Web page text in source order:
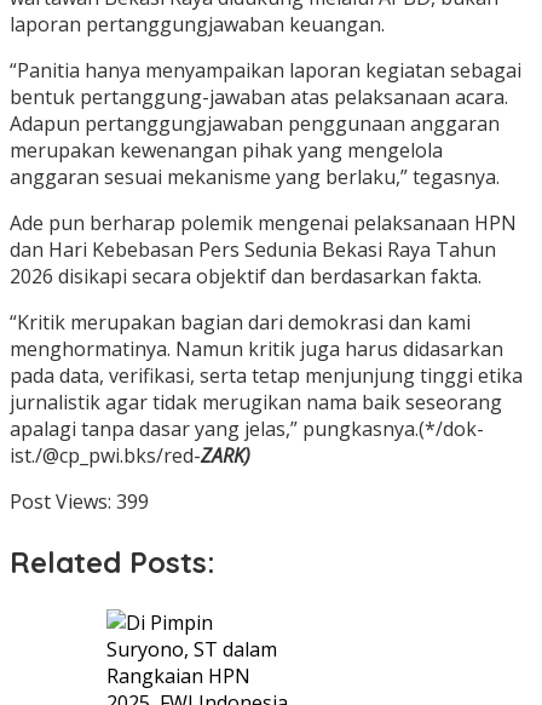
laporan pertanggungjawaban keuangan.
“Panitia hanya menyampaikan laporan kegiatan sebagai
bentuk pertanggung-jawaban atas pelaksanaan acara.
Adapun pertanggungjawaban penggunaan anggaran
merupakan kewenangan pihak yang mengelola
anggaran sesuai mekanisme yang berlaku,” tegasnya.
Ade pun berharap polemik mengenai pelaksanaan HPN
dan Hari Kebebasan Pers Sedunia Bekasi Raya Tahun
2026 disikapi secara objektif dan berdasarkan fakta.
“Kritik merupakan bagian dari demokrasi dan kami
menghormatinya. Namun kritik juga harus didasarkan
pada data, verifikasi, serta tetap menjunjung tinggi etika
jurnalistik agar tidak merugikan nama baik seseorang
apalagi tanpa dasar yang jelas,” pungkasnya.(*/dok-
ist./@cp_pwi.bks/red-ZARK)
Post Views: 399
Related Posts: